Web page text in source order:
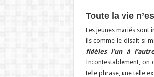
Toute la vie
Les jeunes mariés sont
ils comme le disait si
fidèles l’un à
Incontestablement, on
telle phrase, une telle